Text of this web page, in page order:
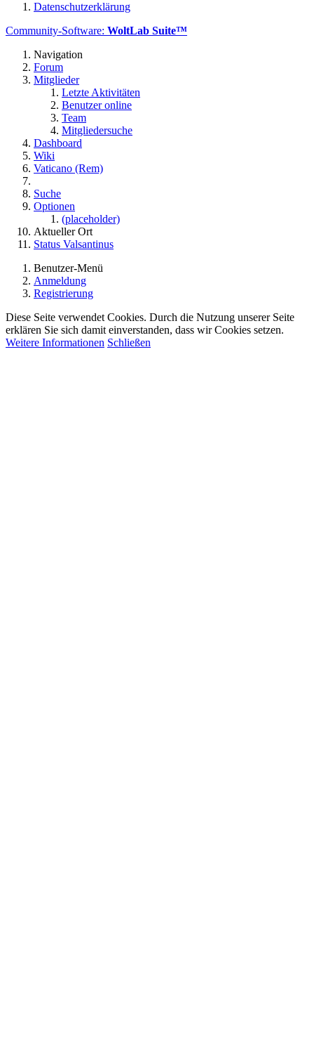
Datenschutzerklärung
Community-Software: WoltLab Suite™
Navigation
Forum
Mitglieder
Letzte Aktivitäten
Benutzer online
Team
Mitgliedersuche
Dashboard
Wiki
Vaticano (Rem)
Suche
Optionen
(placeholder)
Aktueller Ort
Status Valsantinus
Benutzer-Menü
Anmeldung
Registrierung
Diese Seite verwendet Cookies. Durch die Nutzung unserer Seite
erklären Sie sich damit einverstanden, dass wir Cookies setzen.
Weitere Informationen Schließen